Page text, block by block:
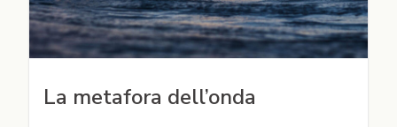
La metafora dell’onda